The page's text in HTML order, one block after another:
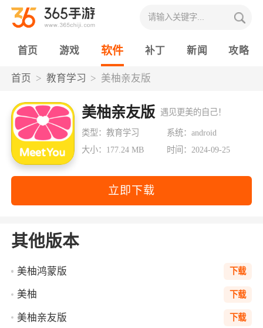
首页 游戏 软件 补丁 新闻 攻略
首页 教育学习 美柚亲友版
美柚亲友版 遇见更美的自己！
类型：教育学习
系统：android
大小：177.24 MB
时间：2024-09-25
立即下载
其他版本
美柚鸿蒙版 下载
美柚 下载
美柚亲友版 下载